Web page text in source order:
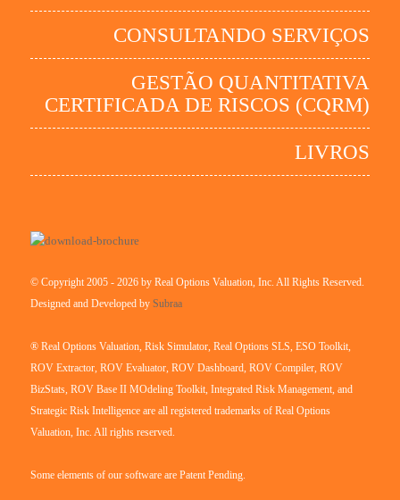
CONSULTANDO SERVIÇOS
GESTÃO QUANTITATIVA
CERTIFICADA DE RISCOS (CQRM)
LIVROS
© Copyright 2005 - 2026 by Real Options Valuation, Inc. All Rights Reserved.
Designed and Developed by Subraa
® Real Options Valuation, Risk Simulator, Real Options SLS, ESO Toolkit,
ROV Extractor, ROV Evaluator, ROV Dashboard, ROV Compiler, ROV
BizStats, ROV Base II MOdeling Toolkit, Integrated Risk Management, and
Strategic Risk Intelligence are all registered trademarks of Real Options
Valuation, Inc. All rights reserved.
Some elements of our software are Patent Pending.